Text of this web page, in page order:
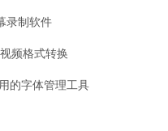
录制软件
频格式转换
的字体管理工具